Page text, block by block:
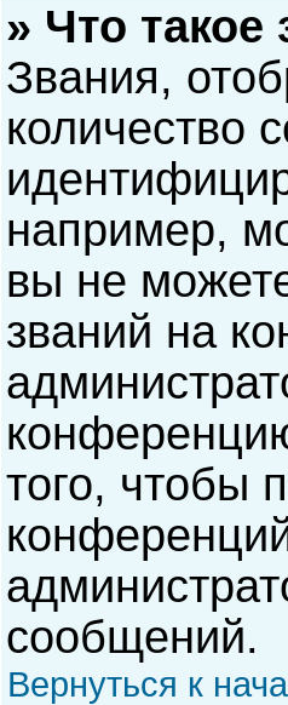
» Что такое
Звания,
количество
например,
вы не
званий на
того, чтобы
сообщений.
Вернуться к